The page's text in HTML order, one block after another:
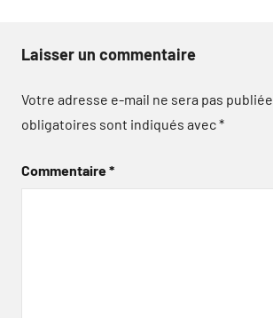
Laisser un commentaire
Votre adresse e-mail ne sera pas publiée.
obligatoires sont indiqués avec*
Commentaire*